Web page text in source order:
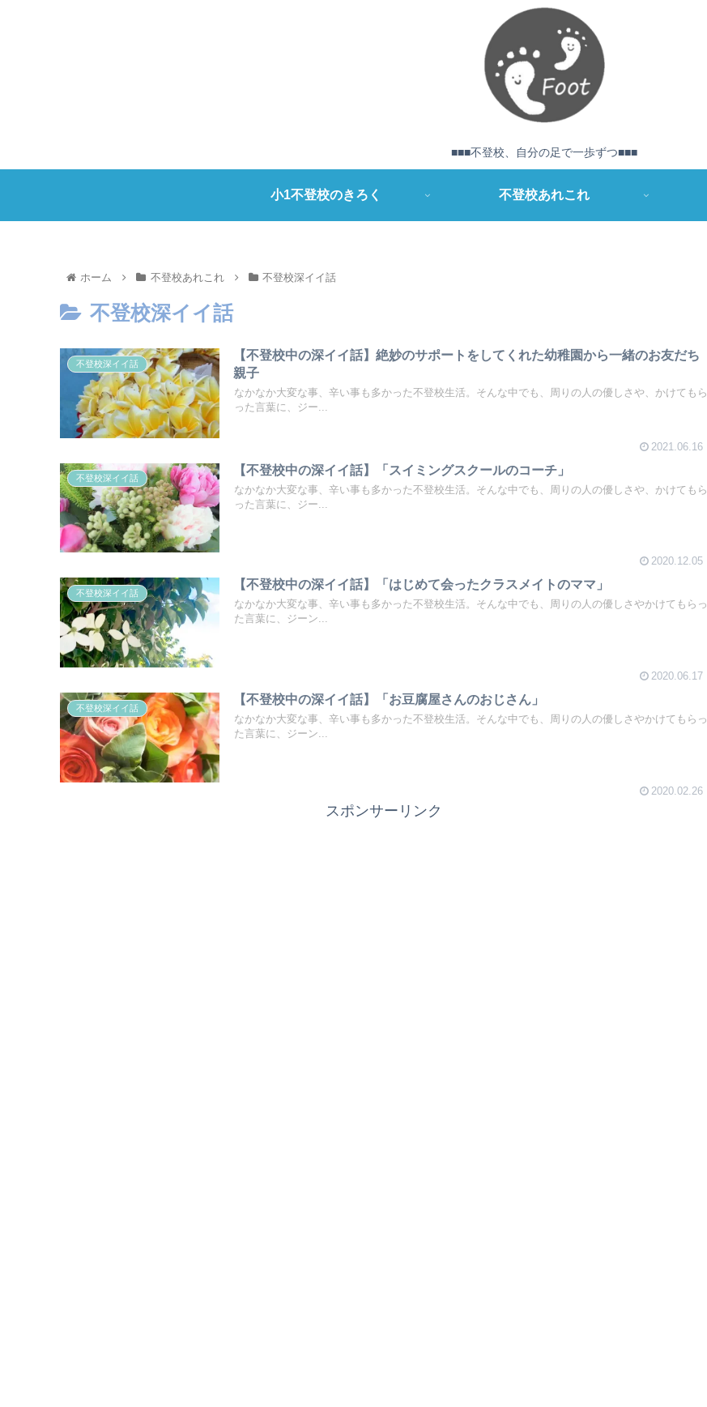
■■■不登校、自分の足で一歩ずつ■■■
小1不登校のきろく 不登校あれこれ
ホーム 不登校あれこれ 不登校深イイ話
不登校深イイ話
不登校深イイ話
【不登校中の深イイ話】絶妙のサポートをしてくれた幼稚園から一緒のお友だち
親子
なかなか大変な事、辛い事も多かった不登校生活。そんな中でも、周りの人の優しさや、かけてもら
った言葉に、ジー...
2021.06.16
不登校深イイ話
【不登校中の深イイ話】「スイミングスクールのコーチ」
なかなか大変な事、辛い事も多かった不登校生活。そんな中でも、周りの人の優しさや、かけてもら
った言葉に、ジー...
2020.12.05
不登校深イイ話
【不登校中の深イイ話】「はじめて会ったクラスメイトのママ」
なかなか大変な事、辛い事も多かった不登校生活。そんな中でも、周りの人の優しさやかけてもらっ
た言葉に、ジーン...
2020.06.17
不登校深イイ話
【不登校中の深イイ話】「お豆腐屋さんのおじさん」
なかなか大変な事、辛い事も多かった不登校生活。そんな中でも、周りの人の優しさやかけてもらっ
た言葉に、ジーン...
2020.02.26
スポンサーリンク